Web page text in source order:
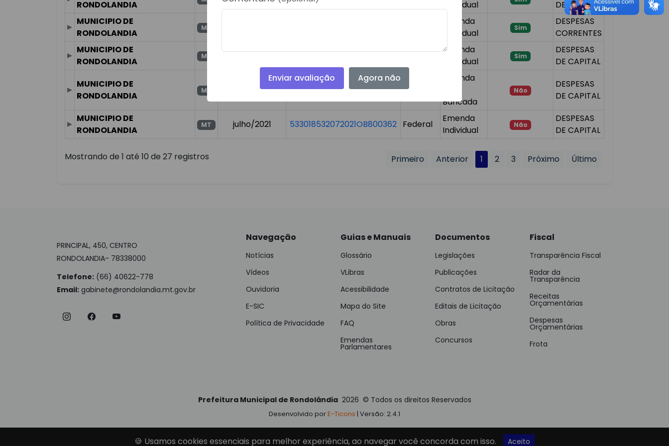
RONDOLANDIA
Individual
DE CAPITAL
MUNICIPIO DE
RONDOLANDIA
MT
Emenda
Individual
Sim
DESPESAS
CORRENTES
MUNICIPIO DE
RONDOLANDIA
MT março/2023 170860000012023OB800710 Federal
Emenda
Individual
Sim
DESPESAS
DE CAPITAL
MUNICIPIO DE
RONDOLANDIA
MT dezembro/2022 533018532072022OB800693 Federal
Emenda
Bancada
Não
DESPESAS
DE CAPITAL
MUNICIPIO DE
RONDOLANDIA
MT julho/2021 533018532072021OB800362 Federal
Emenda
Individual
Não
DESPESAS
DE CAPITAL
Mostrando de 1 até 10 de 27 registros Primeiro Anterior 1 2 3 Próximo Último
PRINCIPAL, 450, CENTRO
RONDOLANDIA- 78338000
Telefone: (66) 40622-778
Email: gabinete@rondolandia.mt.gov.br
Navegação
Notícias
Vídeos
Ouvidoria
E-SIC
Política de Privacidade
Guias e Manuais
Glossário
VLibras
Acessibilidade
Mapa do Site
FAQ
Emendas
Parlamentares
Documentos
Legislações
Publicações
Contratos de Licitação
Editais de Licitação
Obras
Concursos
Fiscal
Transparência Fiscal
Radar da
Transparência
Receitas
Orçamentárias
Despesas
Orçamentárias
Frota
Prefeitura Municipal de Rondolândia 2026 © Todos os direitos Reservados
Desenvolvido porE-Ticons | Versão: 2.4.1
🍪 Usamos cookies essenciais para melhor experiência, ao navegar você concorda com isso. Aceito
Enviar avaliação Agora não